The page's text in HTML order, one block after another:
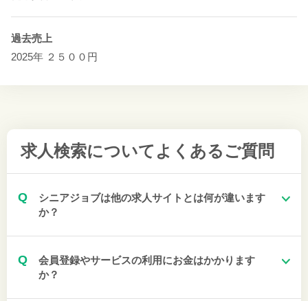
過去売上
2025年 ２５００円
求人検索について よくあるご質問
Q
シニアジョブは他の求人サイトとは何が違います
か？
Q
会員登録やサービスの利用にお金はかかります
か？